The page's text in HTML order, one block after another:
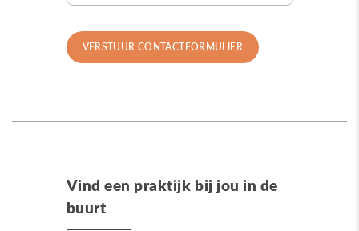
Vind een praktijk bij jou in de
buurt